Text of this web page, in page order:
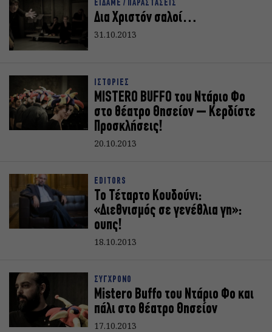
ΕΙΔΑΜΕ / ΠΑΡΑΣΤΑΣΕΙΣ
Δια Χριστόν σαλοί…
31.10.2013
ΙΣΤΟΡΙΕΣ
MISTERO BUFFO του Ντάριο Φο
στο θέατρο Θησείον – Κερδίστε
Προσκλήσεις!
20.10.2013
EDITORS
Το Τέταρτο Κουδούνι:
«Διεθνισμός σε γενέθλια γη»:
ουπς!
18.10.2013
ΣΥΓΧΡΟΝΟ
Mistero Buffo του Ντάριο Φο και
πάλι στο θέατρο Θησείον
17.10.2013